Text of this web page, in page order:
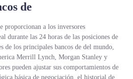
de
proporcionan a los inversores
durante las 24 horas de las posiciones de
de los principales bancos de del mundo,
Merrill Lynch, Morgan Stanley y
pueden ajustar sus comportamientos de
básica de negociación, el historial de